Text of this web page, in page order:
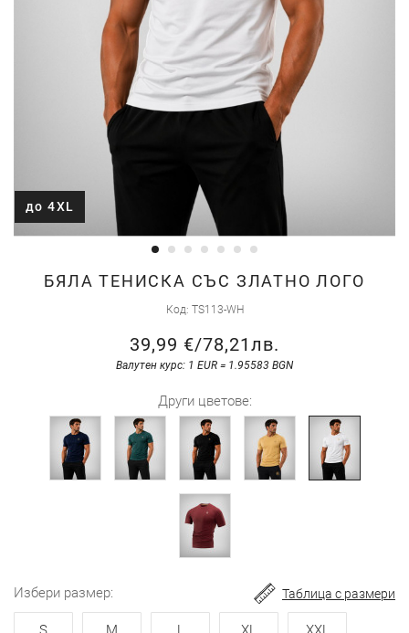
БЯЛА ТЕНИСКА СЪС ЗЛАТНО ЛОГО
Код TS113-WH
39,99 €/78,21лв.
Валутен курс: 1 EUR = 1.95583 BGN
Други цветове:
избери размер Таблица с размери
до 4XL
Преминете